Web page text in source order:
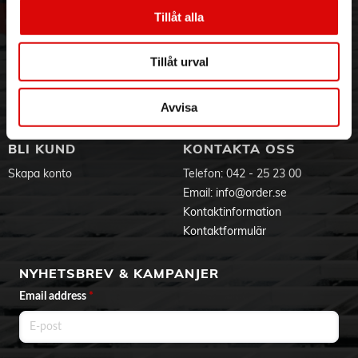
Tillåt alla
Tillåt urval
Avvisa
Visselblåsning
Aktuellt på Order
Service & Support
Godsefterlysning & Felleverans
Integritetspolicy
Om cookies
BLI KUND
Skapa konto
KONTAKTA OSS
Telefon: 042 - 25 23 00
Email: info@order.se
Kontaktinformation
Kontaktformulär
NYHETSBREV & KAMPANJER
Email address *